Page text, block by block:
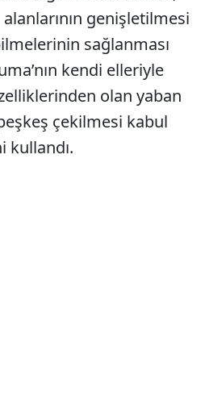
genişletilmesi
sağlanması
kendi elleriyle
olan yaban
çekilmesi kabul
kullandı.